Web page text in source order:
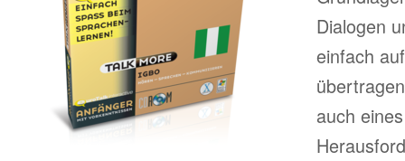
Dialogen
einfach
auch